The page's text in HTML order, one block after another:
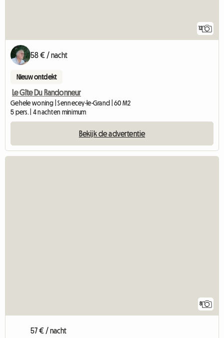
12
58 € / nacht
Nieuw ontdekt
Le Gîte Du Randonneur
Gehele woning | Sennecey-le-Grand | 60 M2
5 pers. | 4 nachten minimum
Bekijk de advertentie
8
57 € / nacht